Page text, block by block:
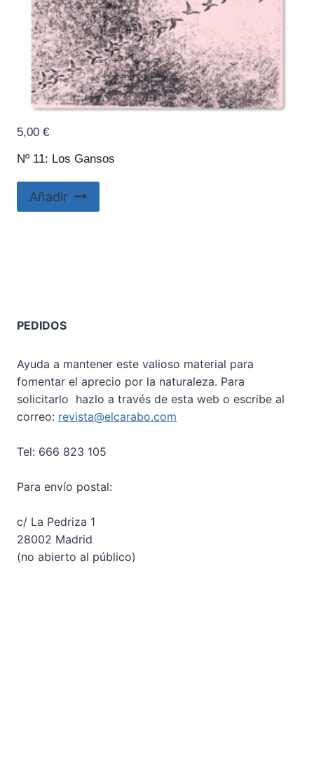
Nº 11: Los Gansos
5,00 €
Añadir
PEDIDOS
Ayuda a mantener este valioso material para
fomentar el aprecio por la naturaleza. Para
solicitarlo hazlo a través de esta web o escribe al
correo: revista@elcarabo.com
Tel: 666 823 105
Para envío postal:
c/ La Pedriza 1
28002 Madrid
(no abierto al público)